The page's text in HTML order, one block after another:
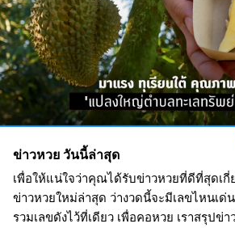
ข่าวหวย วันนี้ล่าสุด
เพื่อให้แน่ใจว่าคุณได้รับข่าวหวยที่ดีที่สุดเกี่
ข่าวหวยใหม่ล่าสุด ว่างวดนี้จะมีเลขไหนเด่
รวมเลขดังไว้ที่เดียว เพื่อคอหวย เราสรุปข่